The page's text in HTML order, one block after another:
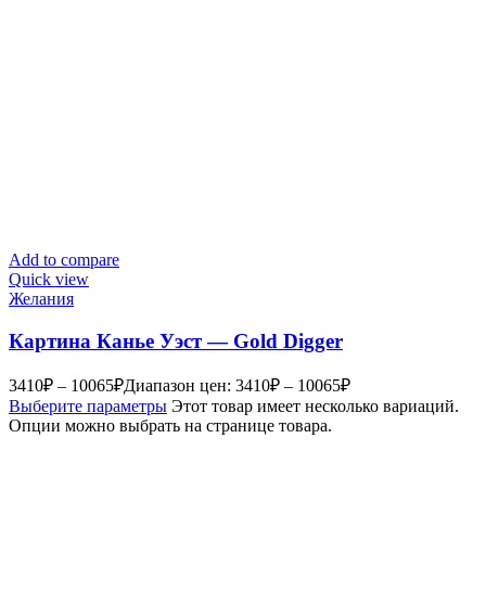
Add to compare
Quick view
Желания
Картина Канье Уэст — Gold Digger
3410₽ – 10065₽Диапазон цен: 3410₽ – 10065₽
Выберите параметры Этот товар имеет несколько вариаций.
Опции можно выбрать на странице товара.